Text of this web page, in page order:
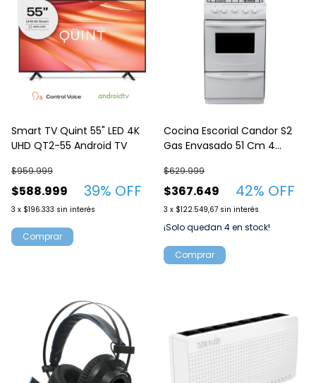
Smart TV Quint 55" LED 4K
UHD QT2-55 Android TV
$588.999
$959.999
39% OFF
3 x $196.333 sin interés
Cocina Escorial Candor S2
Gas Envasado 51 Cm 4
$367.649
$629.999
42% OFF
3 x $122.549,67 sin interés
¡Solo quedan 4en stock!
Comprar